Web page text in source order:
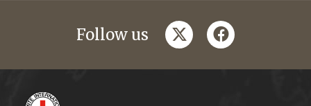
Follow us twitterfacebook